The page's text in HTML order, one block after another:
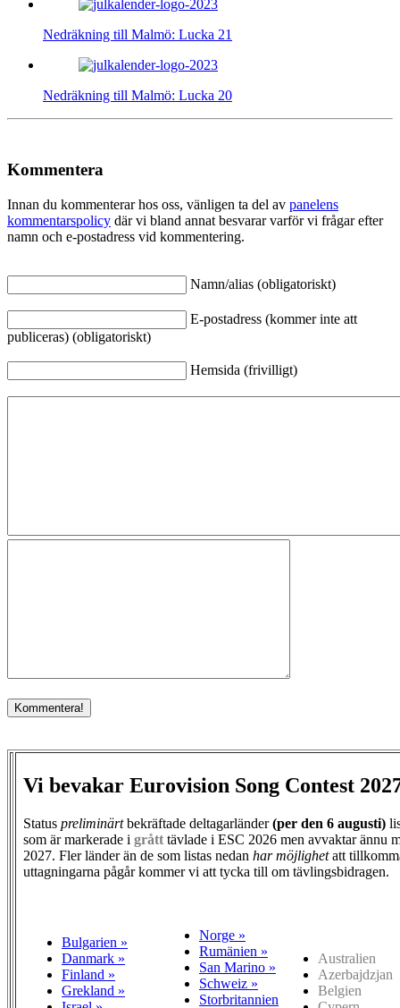
Nedräkning till Malmö: Lucka 21
Nedräkning till Malmö: Lucka 20
Kommentera
Innan du kommenterar hos oss, vänligen ta del av panelens
kommentarspolicy där vi bland annat besvarar varför vi frågar efter
namn och e-postadress vid kommentering.
Namn/alias (obligatoriskt)
E-postadress (kommer inte att
publiceras) (obligatoriskt)
Hemsida (frivilligt)
Vi bevakar Eurovision Song Contest
Status preliminärtbekräftade deltagarländer(per den 6 augusti)
som är markerade i grått tävlade i ESC 2026 men avvaktar ännu
2027. Fler länder än de som listas nedan har möjlighetatt
uttagningarna pågår kommer vi att tycka till om tävlingsbidragen.
Bulgarien »
Danmark »
Finland »
Grekland »
Norge »
Rumänien »
San Marino »
Schweiz »
Storbritannien
Australien
Azerbajdzjan
Belgien